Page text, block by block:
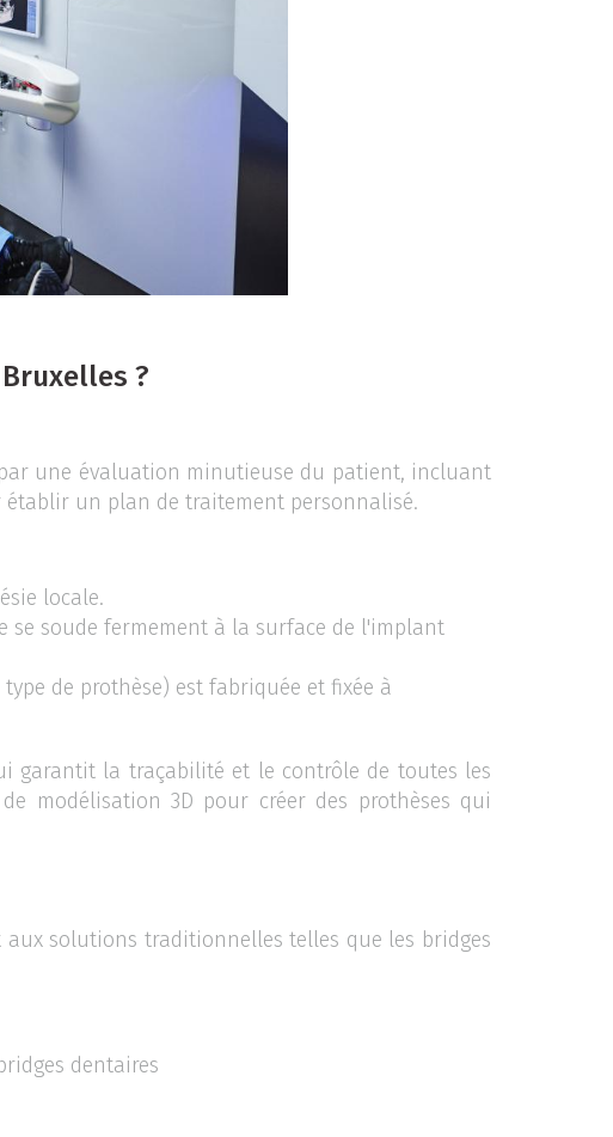
?
une évaluation minutieuse du patient, incluant
établir un plan de traitement personnalisé.
locale.
soude fermement à la surface de l'implant
de prothèse) est fabriquée et fixée à
garantit la traçabilité et le contrôle de toutes les
modélisation 3D pour créer des prothèses qui
solutions traditionnelles telles que les bridges
dentaires